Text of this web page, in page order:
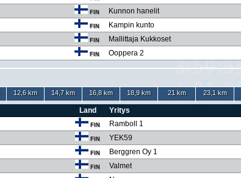
FIN Kunnon hanelit
FIN Kampin kunto
FIN Mallittaja Kukkoset
FIN Ooppera 2
12,6 km 14,7 km 16,8 km 18,9 km 21 km 23,1 km
Land Yritys
FIN Ramboll 1
FIN YEK59
FIN Berggren Oy 1
FIN Valmet